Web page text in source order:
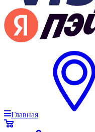
Главная